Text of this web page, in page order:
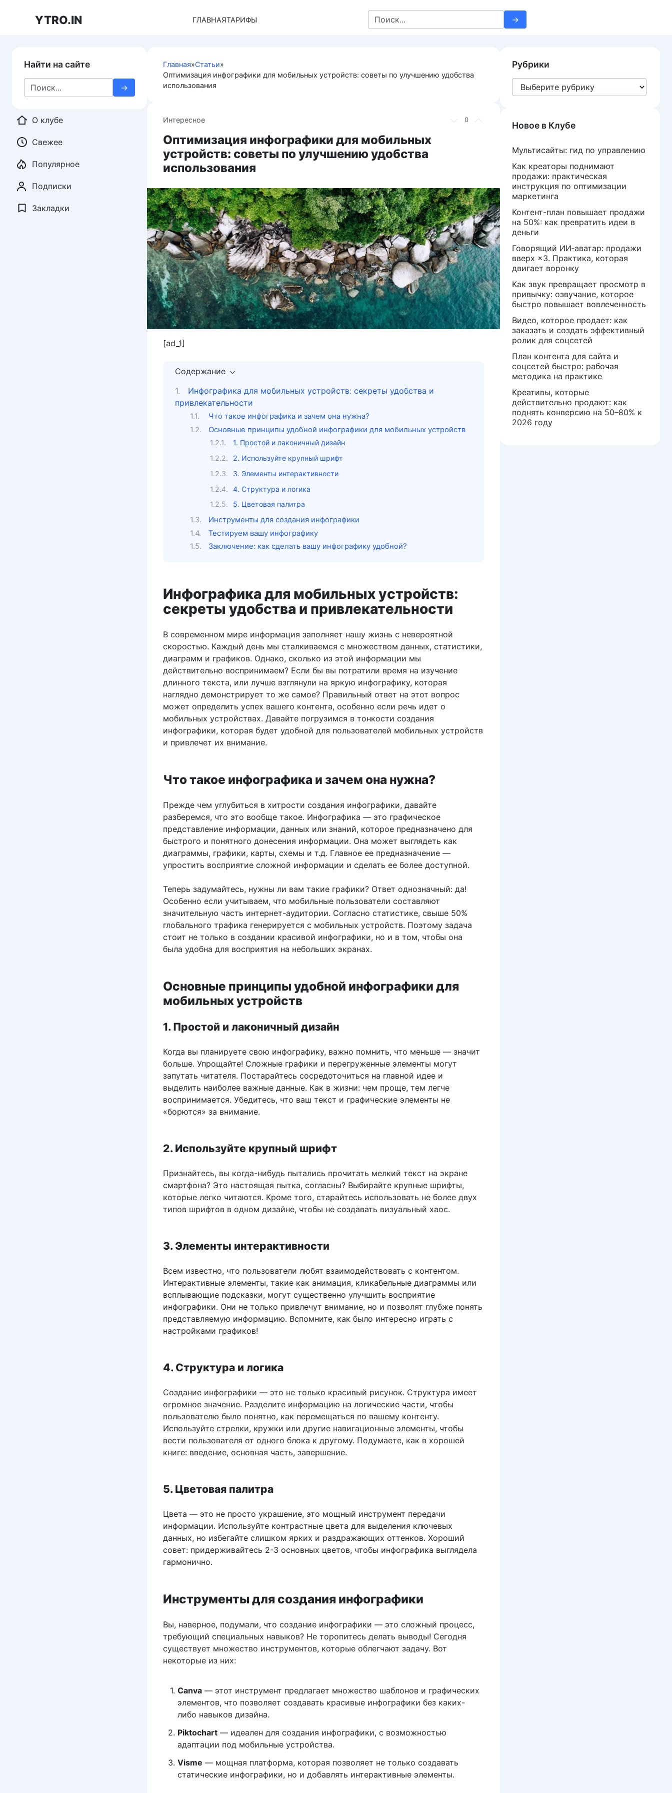
YTRO.IN ГЛАВНАЯТАРИФЫ
Search
for:
Главная»Статьи»
Оптимизация инфографики для мобильных устройств: советы по улучшению удобства
использования
0
Интересное
Оптимизация инфографики для мобильных
устройств: советы по улучшению удобства
использования
[ad_1]
Содержание
Инфографика для мобильных устройств: секреты удобства и
привлекательности
Что такое инфографика и зачем она нужна?
Основные принципы удобной инфографики для мобильных устройств
1. Простой и лаконичный дизайн
2. Используйте крупный шрифт
3. Элементы интерактивности
4. Структура и логика
5. Цветовая палитра
Инструменты для создания инфографики
Тестируем вашу инфографику
Заключение: как сделать вашу инфографику удобной?
Инфографика для мобильных устройств:
секреты удобства и привлекательности
В современном мире информация заполняет нашу жизнь с невероятной
скоростью. Каждый день мы сталкиваемся с множеством данных, статистики,
диаграмм и графиков. Однако, сколько из этой информации мы
действительно воспринимаем? Если бы вы потратили время на изучение
длинного текста, или лучше взглянули на яркую инфографику, которая
наглядно демонстрирует то же самое? Правильный ответ на этот вопрос
может определить успех вашего контента, особенно если речь идет о
мобильных устройствах. Давайте погрузимся в тонкости создания
инфографики, которая будет удобной для пользователей мобильных устройств
и привлечет их внимание.
Что такое инфографика и зачем она нужна?
Прежде чем углубиться в хитрости создания инфографики, давайте
разберемся, что это вообще такое. Инфографика — это графическое
представление информации, данных или знаний, которое предназначено для
быстрого и понятного донесения информации. Она может выглядеть как
диаграммы, графики, карты, схемы и т.д. Главное ее предназначение —
упростить восприятие сложной информации и сделать ее более доступной.
Теперь задумайтесь, нужны ли вам такие графики? Ответ однозначный: да!
Особенно если учитываем, что мобильные пользователи составляют
значительную часть интернет-аудитории. Согласно статистике, свыше 50%
глобального трафика генерируется с мобильных устройств. Поэтому задача
стоит не только в создании красивой инфографики, но и в том, чтобы она
была удобна для восприятия на небольших экранах.
Основные принципы удобной инфографики для
мобильных устройств
1. Простой и лаконичный дизайн
Когда вы планируете свою инфографику, важно помнить, что меньше — значит
больше. Упрощайте! Сложные графики и перегруженные элементы могут
запутать читателя. Постарайтесь сосредоточиться на главной идее и
выделить наиболее важные данные. Как в жизни: чем проще, тем легче
воспринимается. Убедитесь, что ваш текст и графические элементы не
«борются» за внимание.
2. Используйте крупный шрифт
Признайтесь, вы когда-нибудь пытались прочитать мелкий текст на экране
смартфона? Это настоящая пытка, согласны? Выбирайте крупные шрифты,
которые легко читаются. Кроме того, старайтесь использовать не более двух
типов шрифтов в одном дизайне, чтобы не создавать визуальный хаос.
3. Элементы интерактивности
Всем известно, что пользователи любят взаимодействовать с контентом.
Интерактивные элементы, такие как анимация, кликабельные диаграммы или
всплывающие подсказки, могут существенно улучшить восприятие
инфографики. Они не только привлечут внимание, но и позволят глубже понять
представляемую информацию. Вспомните, как было интересно играть с
настройками графиков!
4. Структура и логика
Создание инфографики — это не только красивый рисунок. Структура имеет
огромное значение. Разделите информацию на логические части, чтобы
пользователю было понятно, как перемещаться по вашему контенту.
Используйте стрелки, кружки или другие навигационные элементы, чтобы
вести пользователя от одного блока к другому. Подумаете, как в хорошей
книге: введение, основная часть, завершение.
5. Цветовая палитра
Цвета — это не просто украшение, это мощный инструмент передачи
информации. Используйте контрастные цвета для выделения ключевых
данных, но избегайте слишком ярких и раздражающих оттенков. Хороший
совет: придерживайтесь 2-3 основных цветов, чтобы инфографика выглядела
гармонично.
Инструменты для создания инфографики
Вы, наверное, подумали, что создание инфографики — это сложный процесс,
требующий специальных навыков? Не торопитесь делать выводы! Сегодня
существует множество инструментов, которые облегчают задачу. Вот
некоторые из них:
Canva— этот инструмент предлагает множество шаблонов и графических
элементов, что позволяет создавать красивые инфографики без каких-
либо навыков дизайна.
Piktochart— идеален для создания инфографики, с возможностью
адаптации под мобильные устройства.
Visme — мощная платформа, которая позволяет не только создавать
статические инфографики, но и добавлять интерактивные элементы.
Найти на сайте
Search
for:
О клубе
Свежее
Популярное
Подписки
Закладки
Рубрики
Рубрики
Новое в Клубе
Мультисайты: гид по управлению
Как креаторы поднимают
продажи: практическая
инструкция по оптимизации
маркетинга
Контент-план повышает продажи
на 50%: как превратить идеи в
деньги
Говорящий ИИ‑аватар: продажи
вверх ×3. Практика, которая
двигает воронку
Как звук превращает просмотр в
привычку: озвучание, которое
быстро повышает вовлеченность
Видео, которое продает: как
заказать и создать эффективный
ролик для соцсетей
План контента для сайта и
соцсетей быстро: рабочая
методика на практике
Креативы, которые
действительно продают: как
поднять конверсию на 50–80% к
2026 году